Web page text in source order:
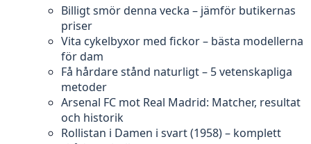
Billigt smör denna vecka – jämför butikernas
priser
Vita cykelbyxor med fickor – bästa modellerna
för dam
Få hårdare stånd naturligt – 5 vetenskapliga
metoder
Arsenal FC mot Real Madrid: Matcher, resultat
och historik
Rollistan i Damen i svart (1958) – komplett